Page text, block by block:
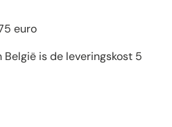
euro
is de leveringskost 5